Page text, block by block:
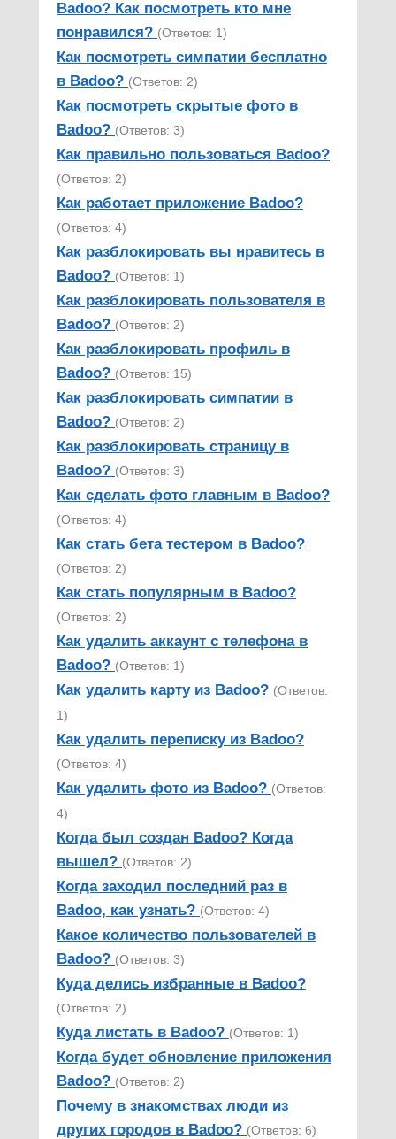
Badoo? Как посмотреть кто мне
понравился? (Ответов: 1)
Как посмотреть симпатии бесплатно
в Badoo? (Ответов: 2)
Как посмотреть скрытые фото в
Badoo? (Ответов: 3)
Как правильно пользоваться Badoo?
(Ответов: 2)
Как работает приложение Badoo?
(Ответов: 4)
Как разблокировать вы нравитесь в
Badoo? (Ответов: 1)
Как разблокировать пользователя в
Badoo? (Ответов: 2)
Как разблокировать профиль в
Badoo? (Ответов: 15)
Как разблокировать симпатии в
Badoo? (Ответов: 2)
Как разблокировать страницу в
Badoo? (Ответов: 3)
Как сделать фото главным в Badoo?
(Ответов: 4)
Как стать бета тестером в Badoo?
(Ответов: 2)
Как стать популярным в Badoo?
(Ответов: 2)
Как удалить аккаунт с телефона в
Badoo? (Ответов: 1)
Как удалить карту из Badoo? (Ответов:
1)
Как удалить переписку из Badoo?
(Ответов: 4)
Как удалить фото из Badoo? (Ответов:
4)
Когда был создан Badoo? Когда
вышел? (Ответов: 2)
Когда заходил последний раз в
Badoo, как узнать? (Ответов: 4)
Какое количество пользователей в
Badoo? (Ответов: 3)
Куда делись избранные в Badoo?
(Ответов: 2)
Куда листать в Badoo? (Ответов: 1)
Когда будет обновление приложения
Badoo? (Ответов: 2)
Почему в знакомствах люди из
других городов в Badoo? (Ответов: 6)